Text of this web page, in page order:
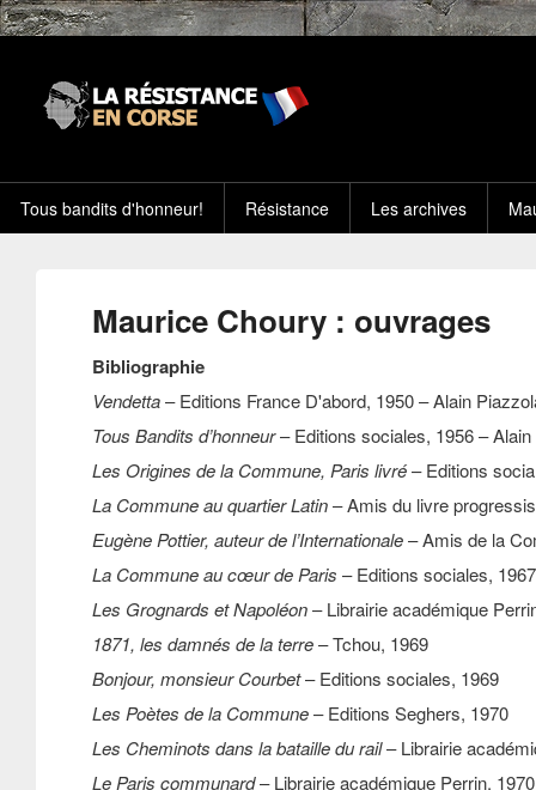
Tous bandits d'honneur! Résistance Les archives
Maurice Choury : ouvrages
Bibliographie
Vendetta– Editions France D'abord, 1950 – Alain
Tous Bandits d’honneur– Editions sociales, 1956 –
Les Origines de la Commune, Paris livré– Editions
La Commune au quartier Latin– Amis du livre
Eugène Pottier, auteur de l’Internationale– Amis de la
La Commune au cœur de Paris – Editions sociales, 1967
Les Grognards et Napoléon– Librairie académique
1871, les damnés de la terre– Tchou, 1969
Bonjour, monsieur Courbet– Editions sociales, 1969
Les Poètes de la Commune– Editions Seghers, 1970
Les Cheminots dans la bataille du rail– Librairie
Le Paris communard– Librairie académique Perrin, 1970